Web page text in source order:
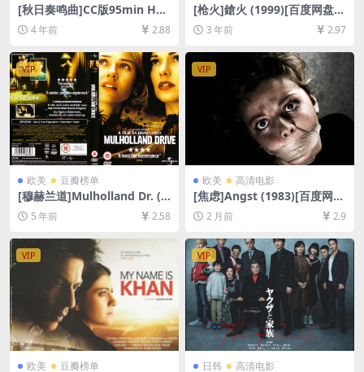
[秋日奏鸣曲]CC版95min Hös
tsonaten (1978)[百度网盘
+迅雷云盘资源1080P超清未
删减][MP4/5.8GB][中文字幕]
4 年前 2.88
[枪火]鎗火 (1999)[百度网盘
+夸克网盘DVD9原盘高清未删
减资源][网盘在线播放/下载]
[MP4/6.6GB][粤语中字]
3 年前 2.97
VIP
欧美 豆瓣榜单
[穆赫兰道]Mulholland Dr. (2
001)[百度网盘+夸克网盘+迅
雷云盘资源1080P超清未删减]
5 年前 2.58
VIP
欧美 高清电影
[焦虑]Angst (1983)[百度网盘
+夸克网盘1080P超清未删减
资源][网盘在线播放/下载][MP
2 月前 2.9
VIP
欧美 豆瓣榜单
VIP
日韩 高清电影